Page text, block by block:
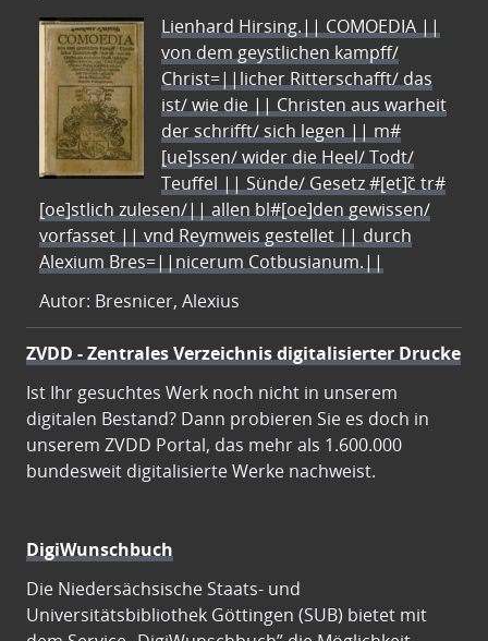
Lienhard Hirsing.|| COMOEDIA ||
von dem geystlichen kampff/
Christ=||licher Ritterschafft/ das
ist/ wie die || Christen aus warheit
der schrifft/ sich legen || m#
[ue]ssen/ wider die Heel/ Todt/
Teuffel || Sünde/ Gesetz #[et]c̃ tr#
[oe]stlich zulesen/|| allen bl#[oe]den gewissen/
vorfasset || vnd Reymweis gestellet || durch
Alexium Bres=||nicerum Cotbusianum.||
Autor: Bresnicer, Alexius
ZVDD - Zentrales Verzeichnis digitalisierter Drucke
Ist Ihr gesuchtes Werk noch nicht in unserem
digitalen Bestand? Dann probieren Sie es doch in
unserem ZVDD Portal, das mehr als 1.600.000
bundesweit digitalisierte Werke nachweist.
DigiWunschbuch
Die Niedersächsische Staats- und
Universitätsbibliothek Göttingen (SUB) bietet mit